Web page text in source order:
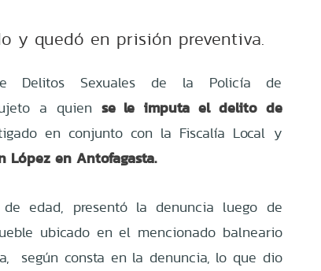
y quedó en prisión preventiva.
Delitos Sexuales de la Policía de
a quien se le imputa el delito de
en conjunto con la Fiscalía Local y
López en Antofagasta.
edad, presentó la denuncia luego de
ubicado en el mencionado balneario
según consta en la denuncia, lo que dio